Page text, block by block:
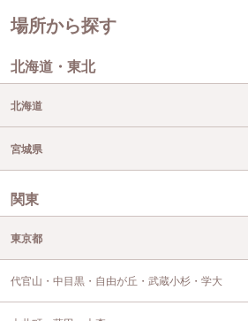
場所から探す
北海道・東北
北海道
宮城県
関東
東京都
代官山・中目黒・自由が丘・武蔵小杉・学大